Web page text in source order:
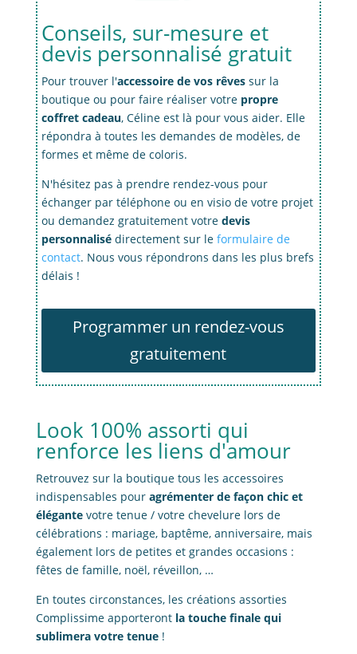
Conseils, sur-mesure et
devis personnalisé gratuit
Pour trouver l'accessoire de vos rêvessur la
boutique ou pour faire réaliser votre propre
coffret cadeau, Céline est là pour vous aider. Elle
répondra à toutes les demandes de modèles, de
formes et même de coloris.
N'hésitez pas à prendre rendez-vous pour
échanger par téléphone ou en visio de votre projet
ou demandez gratuitement votre devis
personnalisédirectement sur le formulaire de
contact. Nous vous répondrons dans les plus brefs
délais !
Programmer un rendez-vous
gratuitement
Look 100% assorti qui
renforce les liens d'amour
Retrouvez sur la boutique tous les accessoires
indispensables pouragrémenter de façon chic et
élégantevotre tenue / votre chevelure lors de
célébrations : mariage, baptême, anniversaire, mais
également lors de petites et grandes occasions :
fêtes de famille, noël, réveillon, …
En toutes circonstances, les créations assorties
Complissime apporteront la touche finale qui
sublimera votre tenue !